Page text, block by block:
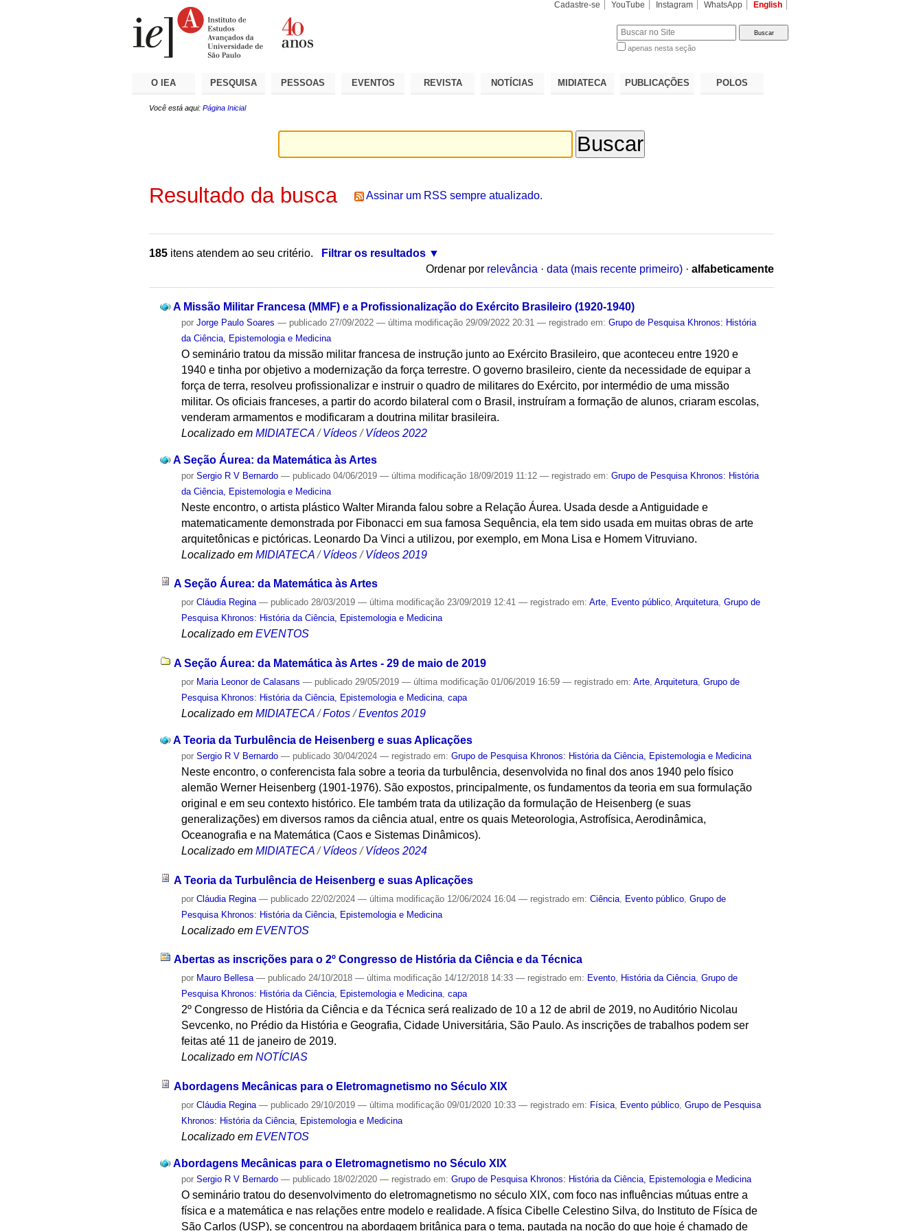
Cadastre-se YouTube Instagram WhatsApp English
apenas nesta seção
O IEA PESQUISA PESSOAS EVENTOS REVISTA NOTÍCIAS MIDIATECA PUBLICAÇÕES POLOS
Você está aqui: Página Inicial
Resultado da busca Assinar um RSS sempre atualizado.
185 itens atendem ao seu critério.
Filtrar os resultados
Ordenar por relevância · data (mais recente primeiro) · alfabeticamente
A Missão Militar Francesa (MMF) e a Profissionalização do Exército Brasileiro (1920-1940)
porJorge Paulo Soares — publicado 27/09/2022— última modificação 29/09/2022 20:31— registrado em:Grupo de Pesquisa Khronos: História
da Ciência, Epistemologia e Medicina
O seminário tratou da missão militar francesa de instrução junto ao Exército Brasileiro, que aconteceu entre 1920 e
1940 e tinha por objetivo a modernização da força terrestre. O governo brasileiro, ciente da necessidade de equipar a
força de terra, resolveu profissionalizar e instruir o quadro de militares do Exército, por intermédio de uma missão
militar. Os oficiais franceses, a partir do acordo bilateral com o Brasil, instruíram a formação de alunos, criaram escolas,
venderam armamentos e modificaram a doutrina militar brasileira.
Localizado em MIDIATECA /Vídeos /Vídeos 2022
A Seção Áurea: da Matemática às Artes
porSergio R V Bernardo — publicado 04/06/2019— última modificação 18/09/2019 11:12— registrado em:Grupo de Pesquisa Khronos: História
da Ciência, Epistemologia e Medicina
Neste encontro, o artista plástico Walter Miranda falou sobre a Relação Áurea. Usada desde a Antiguidade e
matematicamente demonstrada por Fibonacci em sua famosa Sequência, ela tem sido usada em muitas obras de arte
arquitetônicas e pictóricas. Leonardo Da Vinci a utilizou, por exemplo, em Mona Lisa e Homem Vitruviano.
Localizado em MIDIATECA /Vídeos /Vídeos 2019
A Seção Áurea: da Matemática às Artes
porCláudia Regina — publicado 28/03/2019— última modificação 23/09/2019 12:41— registrado em:Arte, Evento público,Arquitetura,Grupo de
Pesquisa Khronos: História da Ciência, Epistemologia e Medicina
Localizado em EVENTOS
A Seção Áurea: da Matemática às Artes - 29 de maio de 2019
por Maria Leonor de Calasans — publicado 29/05/2019— última modificação 01/06/2019 16:59— registrado em:Arte,Arquitetura,Grupo de
Pesquisa Khronos: História da Ciência, Epistemologia e Medicina,capa
Localizado em MIDIATECA /Fotos /Eventos 2019
A Teoria da Turbulência de Heisenberg e suas Aplicações
porSergio R V Bernardo — publicado 30/04/2024— registrado em:Grupo de Pesquisa Khronos: História da Ciência, Epistemologia e Medicina
Neste encontro, o conferencista fala sobre a teoria da turbulência, desenvolvida no final dos anos 1940 pelo físico
alemão Werner Heisenberg (1901-1976). São expostos, principalmente, os fundamentos da teoria em sua formulação
original e em seu contexto histórico. Ele também trata da utilização da formulação de Heisenberg (e suas
generalizações) em diversos ramos da ciência atual, entre os quais Meteorologia, Astrofísica, Aerodinâmica,
Oceanografia e na Matemática (Caos e Sistemas Dinâmicos).
Localizado em MIDIATECA /Vídeos /Vídeos 2024
A Teoria da Turbulência de Heisenberg e suas Aplicações
porCláudia Regina — publicado 22/02/2024— última modificação 12/06/2024 16:04— registrado em:Ciência Evento público ,Grupo de
Pesquisa Khronos: História da Ciência, Epistemologia e Medicina
Localizado em EVENTOS
Abertas as inscrições para o 2º Congresso de História da Ciência e da Técnica
por Mauro Bellesa — publicado 24/10/2018— última modificação 14/12/2018 14:33— registrado em: Evento, História da Ciência,Grupo de
Pesquisa Khronos: História da Ciência, Epistemologia e Medicina,capa
2º Congresso de História da Ciência e da Técnica será realizado de 10 a 12 de abril de 2019, no Auditório Nicolau
Sevcenko, no Prédio da História e Geografia, Cidade Universitária, São Paulo. As inscrições de trabalhos podem ser
feitas até 11 de janeiro de 2019.
Localizado em NOTÍCIAS
Abordagens Mecânicas para o Eletromagnetismo no Século XIX
porCláudia Regina — publicado 29/10/2019— última modificação 09/01/2020 10:33— registrado em: Física Evento público ,Grupo de Pesquisa
Khronos: História da Ciência, Epistemologia e Medicina
Localizado em EVENTOS
Abordagens Mecânicas para o Eletromagnetismo no Século XIX
porSergio R V Bernardo — publicado 18/02/2020— registrado em:Grupo de Pesquisa Khronos: História da Ciência, Epistemologia e Medicina
O seminário tratou do desenvolvimento do eletromagnetismo no século XIX, com foco nas influências mútuas entre a
física e a matemática e nas relações entre modelo e realidade. A física Cibelle Celestino Silva, do Instituto de Física de
São Carlos (USP), se concentrou na abordagem britânica para o tema, pautada na noção do que hoje é chamado de